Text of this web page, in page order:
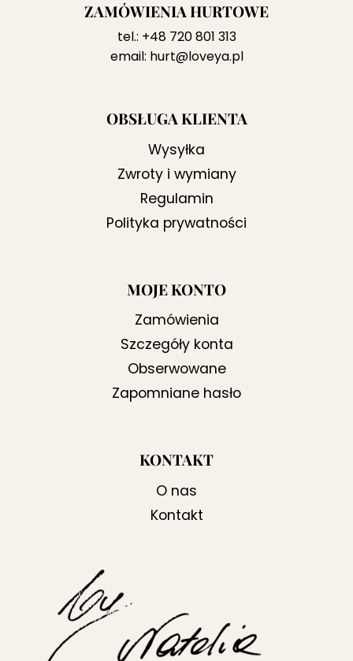
ZAMÓWIENIA HURTOWE
tel.: +48 720 801 313
email: hurt@loveya.pl
OBSŁUGA KLIENTA
Wysyłka
Zwroty i wymiany
Regulamin
Polityka prywatności
MOJE KONTO
Zamówienia
Szczegóły konta
Obserwowane
Zapomniane hasło
KONTAKT
O nas
Kontakt